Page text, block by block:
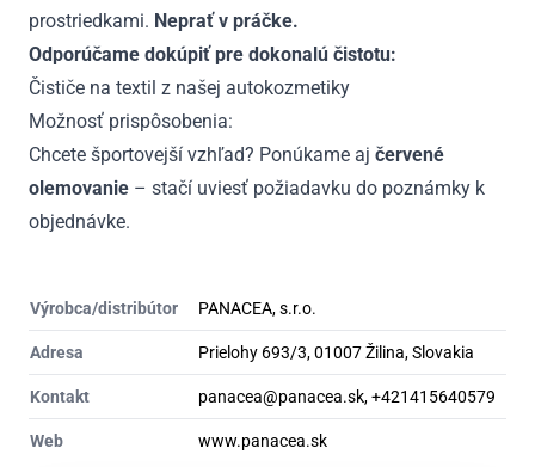
prostriedkami. Neprať v práčke.
Odporúčame dokúpiť pre dokonalú čistotu:
Čističe na textil z našej autokozmetiky
Možnosť prispôsobenia:
Chcete športovejší vzhľad? Ponúkame aj červené
olemovanie – stačí uviesť požiadavku do poznámky k
objednávke.
Výrobca/distribútor PANACEA, s.r.o.
Adresa Prielohy 693/3, 01007 Žilina, Slovakia
Kontakt panacea@panacea.sk, +421415640579
Web www.panacea.sk